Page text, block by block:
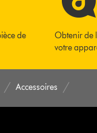
de
Obtenir de
votre
Accessoires